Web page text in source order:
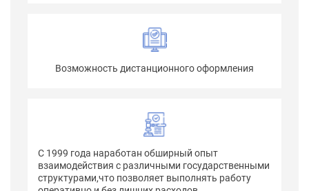
Возможность дистанционного оформления
С 1999 года наработан обширный опыт
взаимодействия с различными государственными
структурами,что позволяет выполнять работу